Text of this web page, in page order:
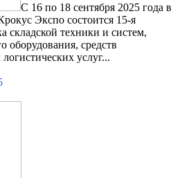
С 16 по 18 сентября 2025 года в
Экспо состоится 15-я
складской техники и систем,
оборудования, средств
услуг...